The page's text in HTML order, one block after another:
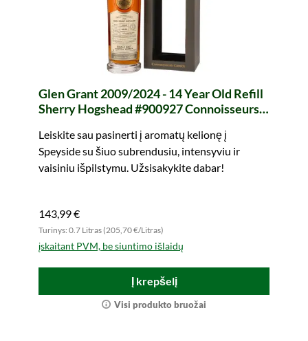
Glen Grant 2009/2024 - 14 Year Old Refill
Sherry Hogshead #900927 Connoisseurs
Leiskite sau pasinerti į aromatų kelionę į
Speyside su šiuo subrendusiu, intensyviu ir
vaisiniu išpilstymu. Užsisakykite dabar!
143,99 €
Turinys: 0.7 Litras (205,70 €/Litras)
įskaitant PVM, be siuntimo išlaidų
Į krepšelį
Visi produkto bruožai